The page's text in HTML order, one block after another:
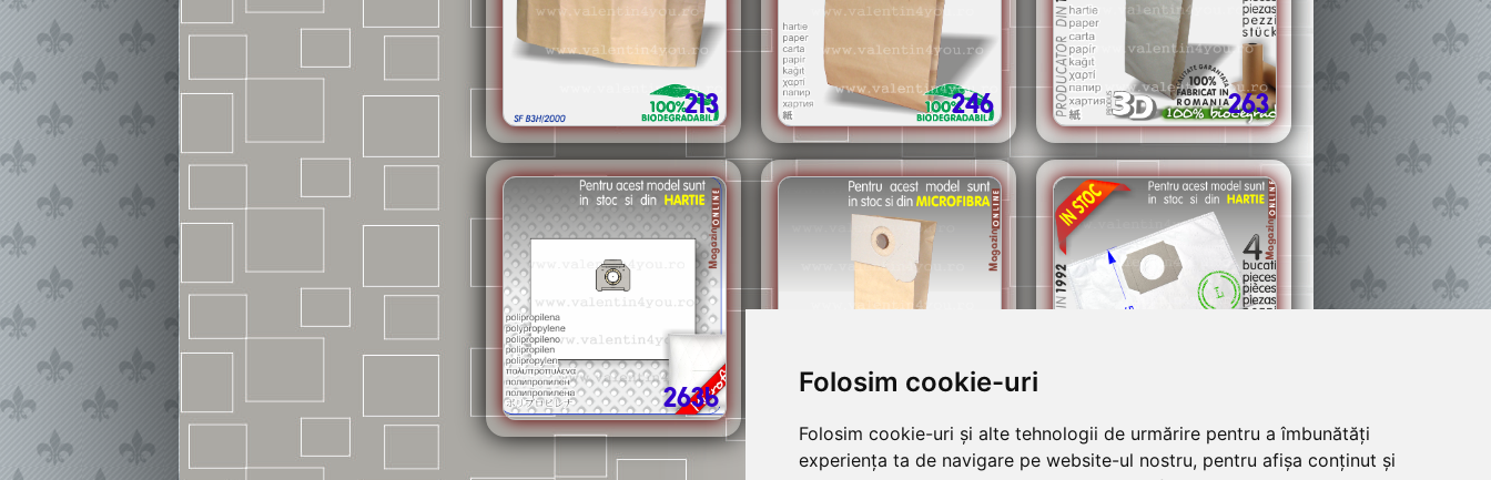
Folosim cookie-uri
Folosim cookie-uri și alte tehnologii de urmărire pentru a îmbunătăți
experiența ta de navigare pe website-ul nostru, pentru afișa conținut și
213 246 263
263b 338